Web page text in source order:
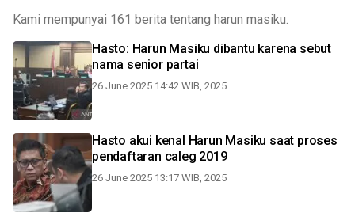
Kami mempunyai 161 berita tentang harun masiku.
Hasto: Harun Masiku dibantu karena sebut
nama senior partai
26 June 2025 14:42 WIB, 2025
Hasto akui kenal Harun Masiku saat proses
pendaftaran caleg 2019
26 June 2025 13:17 WIB, 2025